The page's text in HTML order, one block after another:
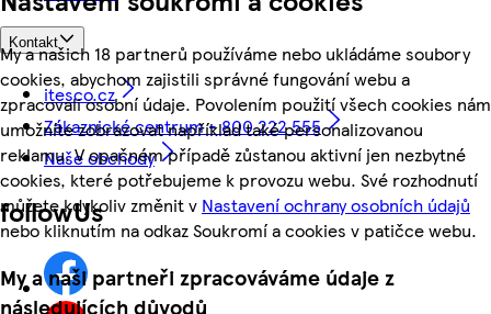
My a našich 18 partnerů používáme nebo ukládáme soubory
cookies, abychom zajistili správné fungování webu a
zpracovali osobní údaje. Povolením použití všech cookies nám
umožníte zobrazovat například také personalizovanou
reklamu. V opačném případě zůstanou aktivní jen nezbytné
cookies, které potřebujeme k provozu webu. Své rozhodnutí
můžete kdykoliv změnit v Nastavení ochrany osobních údajů
nebo kliknutím na odkaz Soukromí a cookies v patičce webu.
My a naši partneři zpracováváme údaje z
následujících důvodů
Kontakt
itesco.cz
Zákaznické centrum - 800 222 555
Naše obchody
followUs